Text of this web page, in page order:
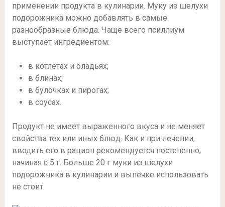
применении продукта в кулинарии. Муку из шелухи
подорожника можно добавлять в самые
разнообразные блюда. Чаще всего псиллиум
выступает ингредиентом:
в котлетах и оладьях;
в блинах;
в булочках и пирогах;
в соусах.
Продукт не имеет выраженного вкуса и не меняет
свойства тех или иных блюд. Как и при лечении,
вводить его в рацион рекомендуется постепенно,
начиная с 5 г. Больше 20 г муки из шелухи
подорожника в кулинарии и выпечке использовать
не стоит.